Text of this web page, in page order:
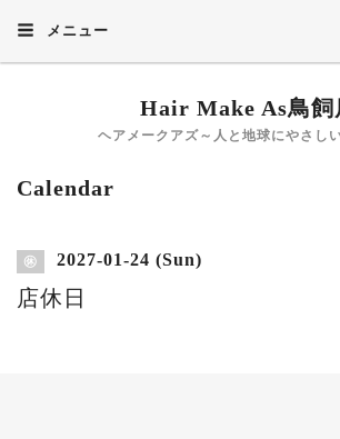
メニュー
Hair Make As鳥飼
ヘアメークアズ～人と地球にやさし
Calendar
㊡ 2027-01-24 (Sun)
店休日